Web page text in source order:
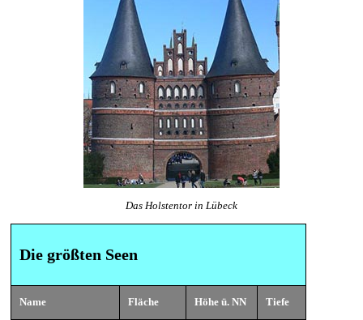
Das Holstentor in Lübeck
Die größten Seen
Name Fläche Höhe ü. NN Tiefe